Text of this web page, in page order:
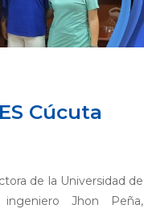
Cúcuta
de la Universidad de
Jhon Peña,